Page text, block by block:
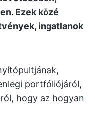
Ezek közé
ingatlanok
portfóliójáról,
hogy az hogyan